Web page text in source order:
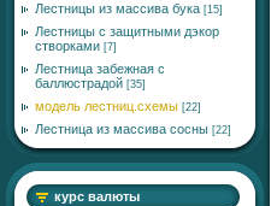
Лестницы из массива бука [15]
Лестницы с защитными дэкор
створками [7]
Лестница забежная с
баллюстрадой [35]
модель лестниц.схемы [22]
Лестница из массива сосны [22]
курс валюты